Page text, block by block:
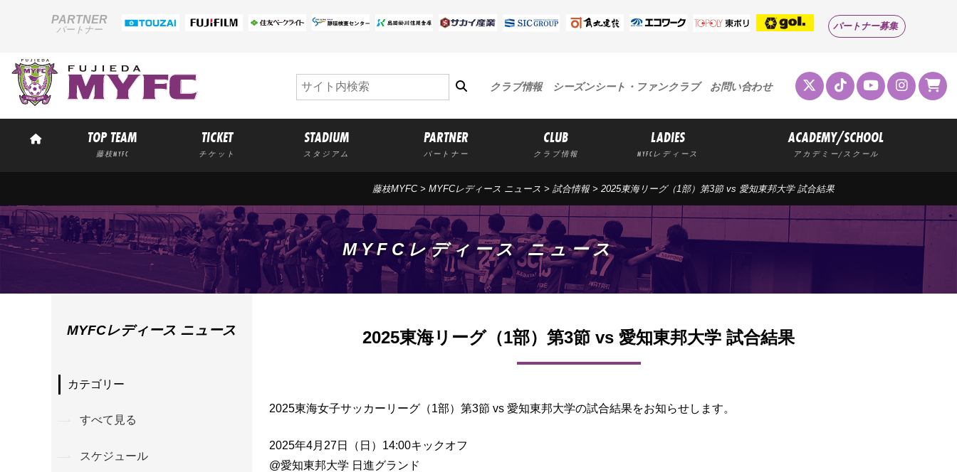
PARTNER
パートナー パートナー募集
クラブ情報 シーズンシート・ファンクラブ お問い合わせ
TOP TEAM
藤枝MYFC
TICKET
チケット
STADIUM
スタジアム
PARTNER
パートナー
CLUB
クラブ情報
LADIES
MYFCレディース
ACADEMY/SCHOOL
アカデミー/スクール
藤枝MYFC> MYFCレディース ニュース > 試合情報> 2025東海リーグ（1部）第3節 vs 愛知東邦大学 試合結果
MYFCレディース ニュース
2025東海リーグ（1部）第3節 vs 愛知東邦大学 試合結果
2025東海女子サッカーリーグ（1部）第3節 vs 愛知東邦大学の試合結果をお知らせします。
2025年4月27日（日）14:00キックオフ
@愛知東邦大学 日進グランド
MYFCレディース ニュース
カテゴリー
すべて見る
スケジュール